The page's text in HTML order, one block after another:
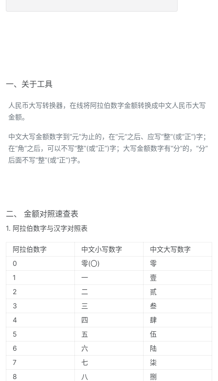
一、关于工具
人民币大写转换器，在线将阿拉伯数字金额转换成中文人民币大写
金额。
中文大写金额数字到“元”为止的，在“元”之后、应写“整”(或“正”)字；
在“角”之后，可以不写“整”(或“正”)字；大写金额数字有“分”的，“分”
后面不写“整”(或“正”)字。
二、 金额对照速查表
1. 阿拉伯数字与汉字对照表
阿拉伯数字 中文小写数字
中文大写数字
0
零(〇)
零
1
一
壹
2
二
贰
3
三
叁
4
四
肆
5
五
伍
6
六
陆
7
七
柒
8
八
捌